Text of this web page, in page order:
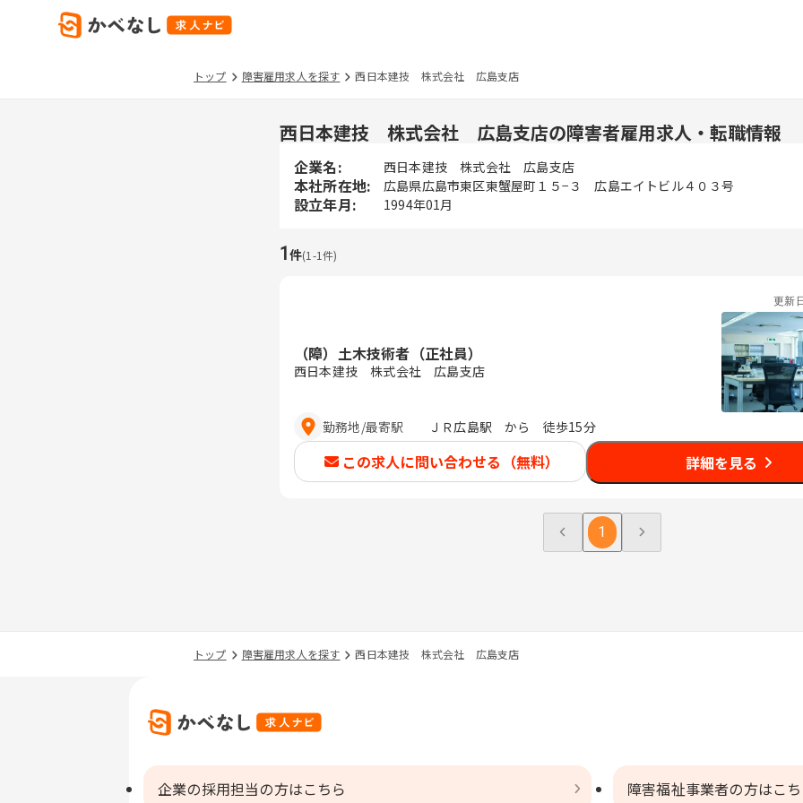
トップ 障害雇用求人を探す 西日本建技 株式会社 広島支店
西日本建技 株式会社 広島支店の障害者雇用求人・転職情報
企業名: 西日本建技 株式会社 広島支店
本社所在地: 広島県広島市東区東蟹屋町１５−３ 広島エイトビル４０３号
設立年月: 1994年01月
1 件(1 -1件)
更新
（障）土木技術者（正社員）
西日本建技 株式会社 広島支店
勤務地/最寄駅 ＪＲ広島駅 から 徒歩15分
この求人に問い合わせる（無料） 詳細を見る
1
トップ 障害雇用求人を探す 西日本建技 株式会社 広島支店
企業の採用担当の方はこちら 障害福祉事業者の方はこ